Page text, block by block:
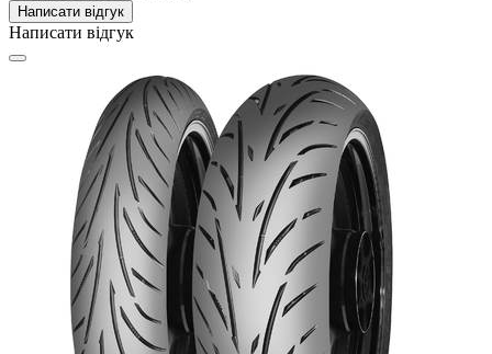
Написати відгук
Написати відгук